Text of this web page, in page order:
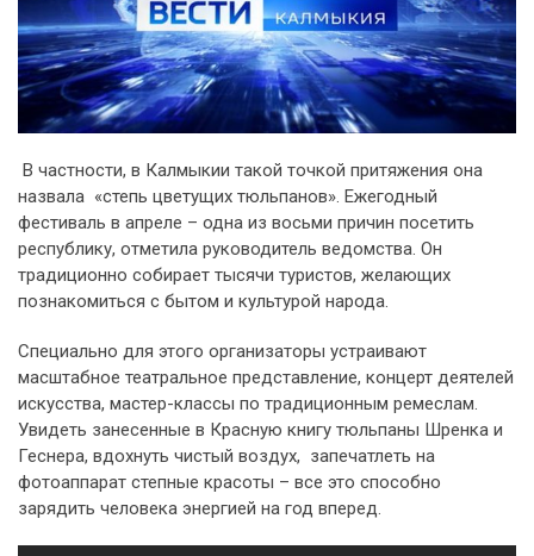
В частности, в Калмыкии такой точкой притяжения она
назвала «степь цветущих тюльпанов». Ежегодный
фестиваль в апреле – одна из восьми причин посетить
республику, отметила руководитель ведомства. Он
традиционно собирает тысячи туристов, желающих
познакомиться с бытом и культурой народа.
Специально для этого организаторы устраивают
масштабное театральное представление, концерт деятелей
искусства, мастер-классы по традиционным ремеслам.
Увидеть занесенные в Красную книгу тюльпаны Шренка и
Геснера, вдохнуть чистый воздух, запечатлеть на
фотоаппарат степные красоты – все это способно
зарядить человека энергией на год вперед.